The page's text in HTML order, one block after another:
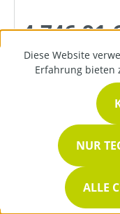
4.746,91
Diese Website
Erfahrung bieten
NUR
ALLE